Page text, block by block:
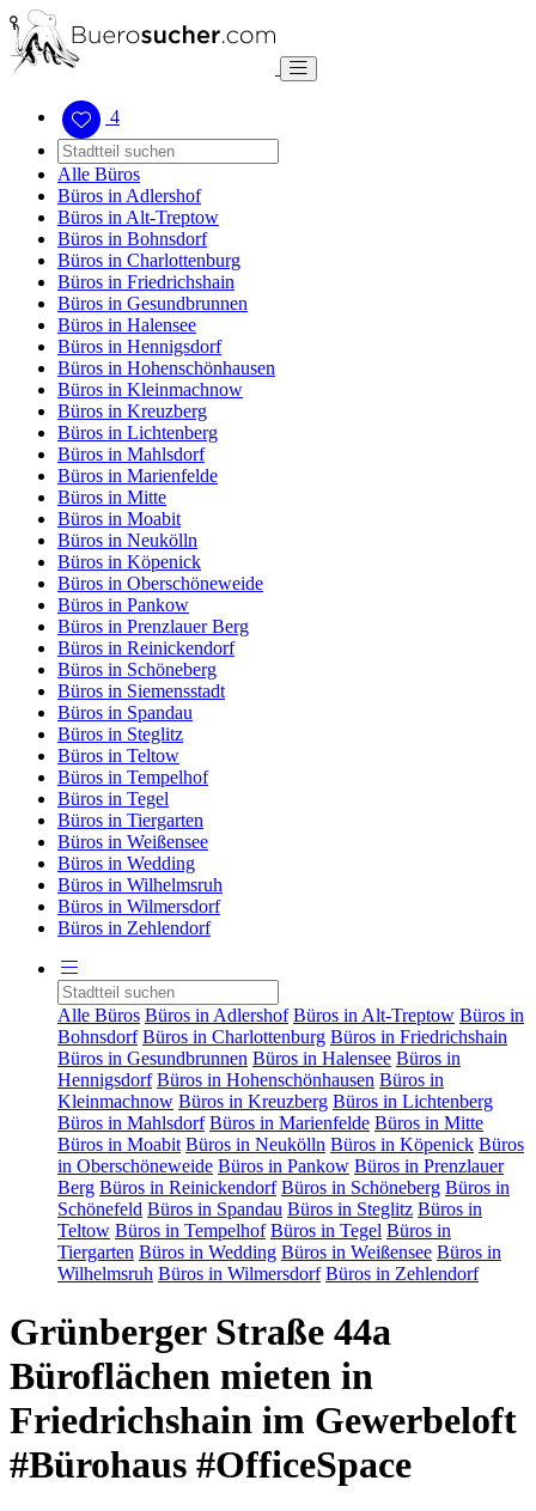
4
Alle Büros
Büros in Adlershof
Büros in Alt-Treptow
Büros in Bohnsdorf
Büros in Charlottenburg
Büros in Friedrichshain
Büros in Gesundbrunnen
Büros in Halensee
Büros in Hennigsdorf
Büros in Hohenschönhausen
Büros in Kleinmachnow
Büros in Kreuzberg
Büros in Lichtenberg
Büros in Mahlsdorf
Büros in Marienfelde
Büros in Mitte
Büros in Moabit
Büros in Neukölln
Büros in Köpenick
Büros in Oberschöneweide
Büros in Pankow
Büros in Prenzlauer Berg
Büros in Reinickendorf
Büros in Schöneberg
Büros in Siemensstadt
Büros in Spandau
Büros in Steglitz
Büros in Teltow
Büros in Tempelhof
Büros in Tegel
Büros in Tiergarten
Büros in Weißensee
Büros in Wedding
Büros in Wilhelmsruh
Büros in Wilmersdorf
Büros in Zehlendorf
Alle Büros Büros in Adlershof Büros in Alt-Treptow Büros in
Bohnsdorf Büros in Charlottenburg Büros in Friedrichshain
Büros in Gesundbrunnen Büros in Halensee Büros in
Hennigsdorf Büros in Hohenschönhausen Büros in
Kleinmachnow Büros in Kreuzberg Büros in Lichtenberg
Büros in Mahlsdorf Büros in Marienfelde Büros in Mitte
Büros in Moabit Büros in Neukölln Büros in Köpenick Büros
in Oberschöneweide Büros in Pankow Büros in Prenzlauer
Berg Büros in Reinickendorf Büros in Schöneberg Büros in
Schönefeld Büros in Spandau Büros in Steglitz Büros in
Teltow Büros in Tempelhof Büros in Tegel Büros in
Tiergarten Büros in Wedding Büros in Weißensee Büros in
Wilhelmsruh Büros in Wilmersdorf Büros in Zehlendorf
Grünberger Straße 44a
Büroflächen mieten in
Friedrichshain im Gewerbeloft
#Bürohaus #OfficeSpace